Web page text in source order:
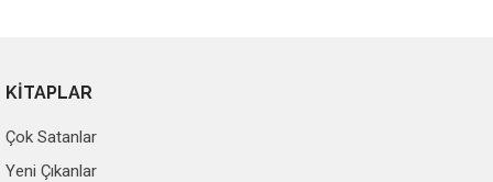
KİTAPLAR
Çok Satanlar
Yeni Çıkanlar